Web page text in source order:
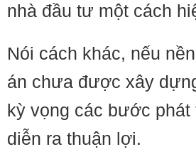
nhà đầu tư một cách
Nói cách khác, nếu
án chưa được xây
kỳ vọng các bước phát
diễn ra thuận lợi.